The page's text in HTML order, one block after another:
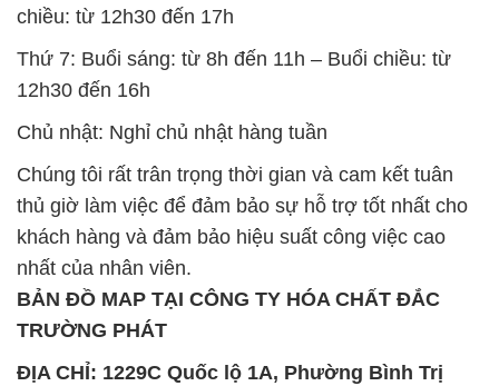
chiều: từ 12h30 đến 17h
Thứ 7: Buổi sáng: từ 8h đến 11h – Buổi chiều: từ
12h30 đến 16h
Chủ nhật: Nghỉ chủ nhật hàng tuần
Chúng tôi rất trân trọng thời gian và cam kết tuân
thủ giờ làm việc để đảm bảo sự hỗ trợ tốt nhất cho
khách hàng và đảm bảo hiệu suất công việc cao
nhất của nhân viên.
BẢN ĐỒ MAP TẠI CÔNG TY HÓA CHẤT ĐẮC
TRƯỜNG PHÁT
ĐỊA CHỈ: 1229C Quốc lộ 1A, Phường Bình Trị